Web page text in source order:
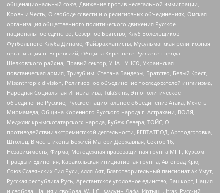
общенациональный союз, Движение против нелегальной иммиграции,
Кровь и Честь, О свободе совести и о религиозных объединениях, Омская
организация общественного политического движения Русское
национальное единство, Северное Братство, Клуб Болельщиков
Футбольного Клуба Динамо, Файзрахманисты, Мусульманская религиозная
организация п. Боровский, Община Коренного Русского народа
Щелковского района, Правый сектор, УНА - УНСО, Украинская
повстанческая армия, Тризуб им. Степана Бандеры, Братство, Белый Крест,
Misanthropic division, Религиозное объединение последователей инглиизма,
Народная Социальная Инициатива, TulaSkins, Этнополитическое
объединение Русские, Русское национальное объединение Атака, Мечеть
Мирмамеда, Община Коренного Русского народа г. Астрахани, ВОЛЯ,
Меджлис крымскотатарского народа, Рубеж Севера, ТОЙС, О
противодействии экстремистской деятельности, РЕВТАТПОД, Артподготовка,
Штольц, В честь иконы Божией Матери Державная, Сектор 16,
Независимость, Фирма, Молодежная правозащитная группа МПГ, Курсом
Правды и Единения, Каракольская инициативная группа, Автоград Крю,
Союз Славянских Сил Руси, Алля-Аят, Благотворительный пансионат Ак Умут,
Русская республика Русь, Арестантское уголовное единство, Башкорт, Нация
и свобода, Нация и свобода, W.H.С., Фалунь Дафа, Иртыш Ultras, Русский